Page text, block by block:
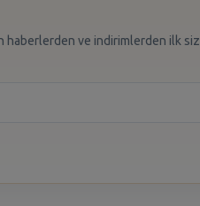
haberlerden ve indirimlerden ilk siz